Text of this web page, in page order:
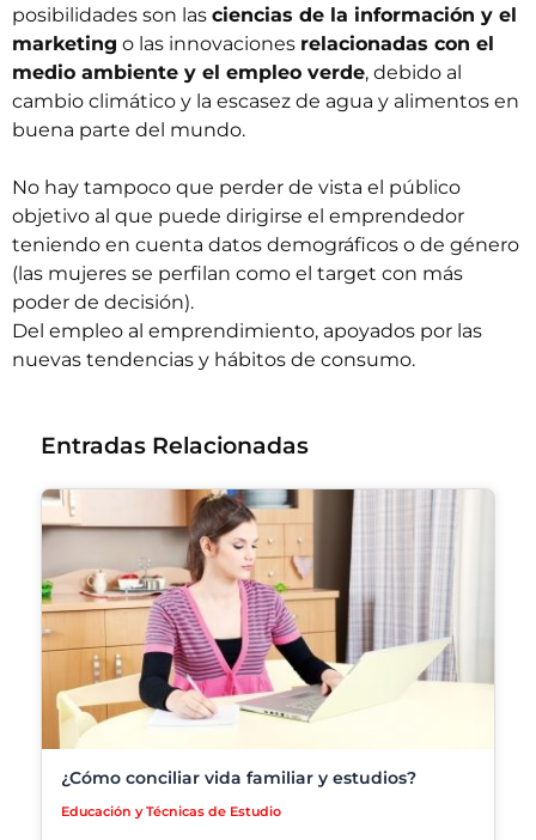
posibilidades son las ciencias de la información y el
marketing o las innovaciones relacionadas con el
medio ambiente y el empleo verde, debido al
cambio climático y la escasez de agua y alimentos en
buena parte del mundo.
No hay tampoco que perder de vista el público
objetivo al que puede dirigirse el emprendedor
teniendo en cuenta datos demográficos o de género
(las mujeres se perfilan como el target con más
poder de decisión).
Del empleo al emprendimiento, apoyados por las
nuevas tendencias y hábitos de consumo.
Entradas Relacionadas
¿Cómo conciliar vida familiar y estudios?
Educación y Técnicas de Estudio